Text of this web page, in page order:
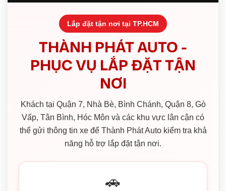
Lắp đặt tận nơi tại TP.HCM
THÀNH PHÁT AUTO -
PHỤC VỤ LẮP ĐẶT TẬN
NƠI
Khách tại Quận 7, Nhà Bè, Bình Chánh, Quận 8, Gò
Vấp, Tân Bình, Hóc Môn và các khu vực lân cận có
thể gửi thông tin xe để Thành Phát Auto kiểm tra khả
năng hỗ trợ lắp đặt tận nơi.
🚗